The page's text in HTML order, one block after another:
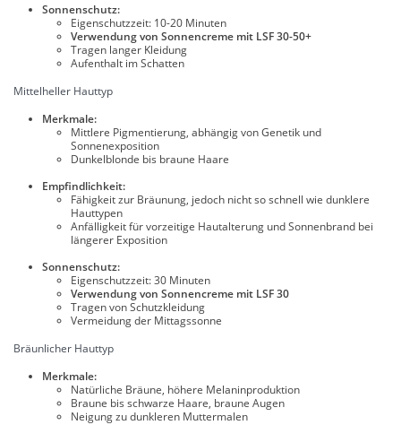
Sonnenschutz:
Eigenschutzzeit: 10-20 Minuten
Verwendung von Sonnencreme mit LSF 30-50+
Tragen langer Kleidung
Aufenthalt im Schatten
Mittelheller Hauttyp
Merkmale:
Mittlere Pigmentierung, abhängig von Genetik und
Sonnenexposition
Dunkelblonde bis braune Haare
Empfindlichkeit:
Fähigkeit zur Bräunung, jedoch nicht so schnell wie dunklere
Hauttypen
Anfälligkeit für vorzeitige Hautalterung und Sonnenbrand bei
längerer Exposition
Sonnenschutz:
Eigenschutzzeit: 30 Minuten
Verwendung von Sonnencreme mit LSF 30
Tragen von Schutzkleidung
Vermeidung der Mittagssonne
Bräunlicher Hauttyp
Merkmale:
Natürliche Bräune, höhere Melaninproduktion
Braune bis schwarze Haare, braune Augen
Neigung zu dunkleren Muttermalen